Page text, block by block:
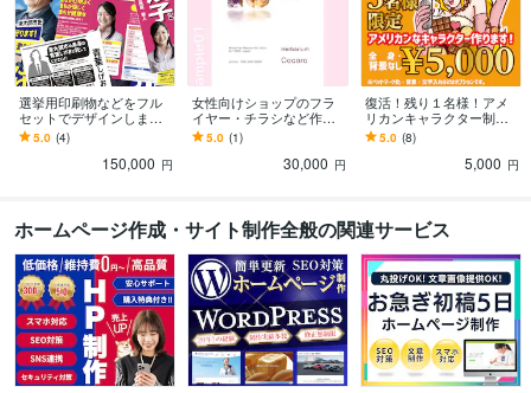
得意分野
デザイン制作 印刷媒体・キャラクター作成
ビジネス 印刷 キャラクター イラスト
悩み相談・カウンセリング
カウンセリング
学歴
名古屋経済大学 1992年3月 ~ 1996年2月
選挙用印刷物などをフル
セットでデザインします
実績多数！『見やすさ徹
底重視‼︎』わかりやすく政
5.0 (4)
150,000 円
女性向けショップのフラ
イヤー・チラシなど作り
ます カフェやヘアサロン
など柔らかい雰囲気が好
5.0 (1)
30,000 円
復活！残り１名様！アメ
リカンキャラクター制作
します 【超格安！】全身
キャラ最低価格5,000円！
5.0 (8)
5,000 円
ホームページ作成・サイト制作全般の関連サービス